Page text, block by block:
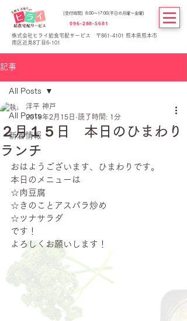
[受付時間] 8:00～17:00(平日の月曜～金曜)
096-288-5681
株式会社ヒライ給食宅配サービス 〒861-4101 熊本県熊本市
南区近見8丁目6-101
記事
All Posts
新着情報
All Posts
２月１５日 本日のひまわり
ランチ
洋平 神戸
2019年2月15日 読了時間: 1分
おはようございます、ひまわりです。
本日のメニューは
☆肉豆腐
☆きのことアスパラ炒め
☆ツナサラダ
です！
よろしくお願いします！